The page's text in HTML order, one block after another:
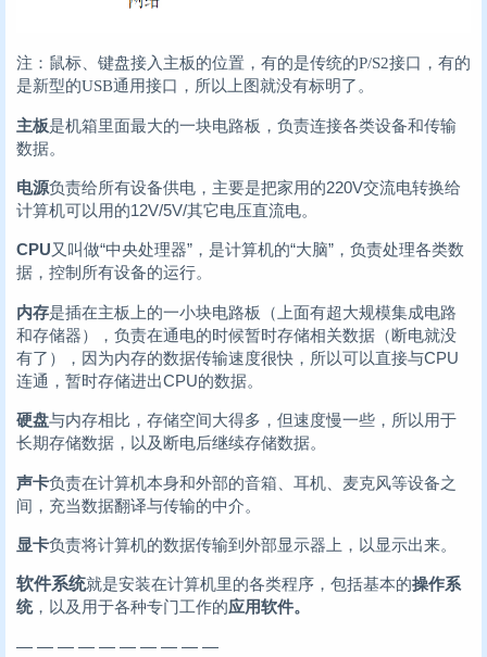
注：鼠标、键盘接入主板的位置，有的是传统的P/S2接口，有的
是新型的USB通用接口，所以上图就没有标明了。
主板是机箱里面最大的一块电路板，负责连接各类设备和传输
数据。
电源负责给所有设备供电，主要是把家用的220V交流电转换给
计算机可以用的12V/5V/其它电压直流电。
CPU又叫做“中央处理器”，是计算机的“大脑”，负责处理各类数
据，控制所有设备的运行。
内存是插在主板上的一小块电路板（上面有超大规模集成电路
和存储器），负责在通电的时候暂时存储相关数据（断电就没
有了），因为内存的数据传输速度很快，所以可以直接与CPU
连通，暂时存储进出CPU的数据。
硬盘与内存相比，存储空间大得多，但速度慢一些，所以用于
长期存储数据，以及断电后继续存储数据。
声卡负责在计算机本身和外部的音箱、耳机、麦克风等设备之
间，充当数据翻译与传输的中介。
显卡负责将计算机的数据传输到外部显示器上，以显示出来。
软件系统就是安装在计算机里的各类程序，包括基本的操作系
统，以及用于各种专门工作的应用软件。
— — — — — — — — — —